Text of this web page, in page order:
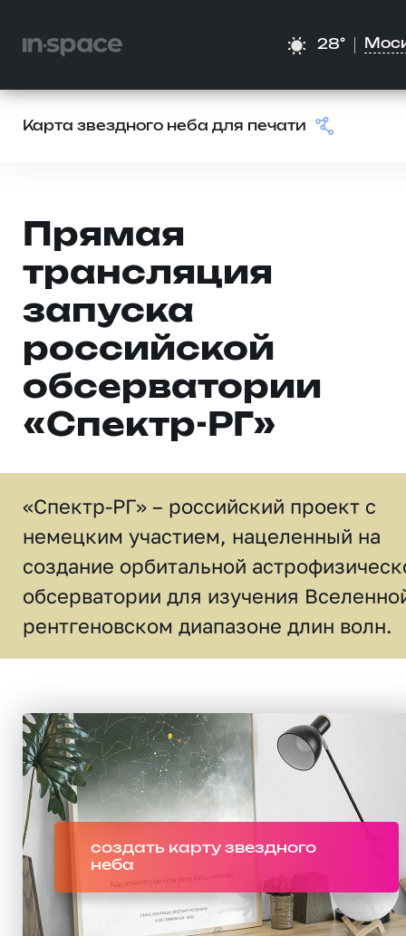
28°
Карта звездного неба для печати
Прямая
трансляция
запуска
российской
обсерватории
«Спектр-РГ»
«Спектр-РГ» – российский проект с
немецким участием, нацеленный на
создание орбитальной
обсерватории для изучения
рентгеновском диапазоне длин волн.
создать карту звездного
неба